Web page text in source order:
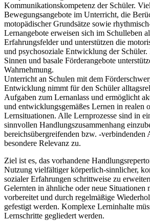
Kommunikationskompetenz der Schüler.
Bewegungsangebote im Unterricht, die
motopädischer Grundsätze sowie
Lernangebote erweisen sich im Schulleben
Erfahrungsfelder und unterstützen die
und psychosoziale Entwicklung der Schüler.
Sinnen und basale Förderangebote
Wahrnehmung.
Unterricht an Schulen mit dem
Entwicklung nimmt für den Schüler
Aufgaben zum Lernanlass und ermöglicht
und entwicklungsgemäßes Lernen in realen
Lernsituationen. Alle Lernprozesse sind in
sinnvollen Handlungszusammenhang
bereichsübergreifenden bzw. -verbindenden
besondere Relevanz zu.
Ziel ist es, das vorhandene
Nutzung vielfältiger körperlich-sinnlicher,
sozialer Erfahrungen schrittweise zu
Gelernten in ähnliche oder neue Situationen
vorbereitet und durch regelmäßige
gefestigt werden. Komplexe Lerninhalte
Lernschritte gegliedert werden.